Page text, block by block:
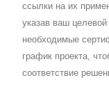
ссылки на их
указав ваш
необходимые
график проекта,
соответствие